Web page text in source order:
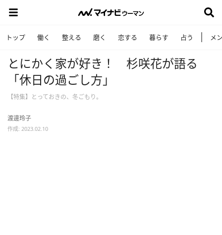
トップ 働く 整える 磨く 恋する 暮らす 占う メ
とにかく家が好き！ 杉咲花が語る
「休日の過ごし方」
【特集】とっておきの、冬ごもり。
渡邊玲子
作成: 2023.02.10